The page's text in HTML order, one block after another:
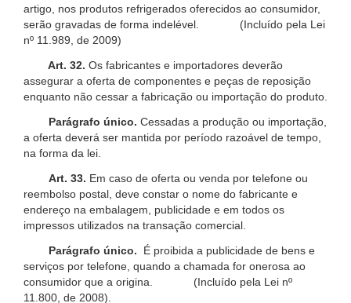
artigo, nos produtos refrigerados oferecidos ao consumidor,
serão gravadas de forma indelével. (Incluído pela Lei
nº 11.989, de 2009)
Art. 32. Os fabricantes e importadores deverão
assegurar a oferta de componentes e peças de reposição
enquanto não cessar a fabricação ou importação do produto.
Parágrafo único. Cessadas a produção ou importação,
a oferta deverá ser mantida por período razoável de tempo,
na forma da lei.
Art. 33. Em caso de oferta ou venda por telefone ou
reembolso postal, deve constar o nome do fabricante e
endereço na embalagem, publicidade e em todos os
impressos utilizados na transação comercial.
Parágrafo único.
É proibida a publicidade de bens e
serviços por telefone, quando a chamada for onerosa ao
consumidor que a origina. (Incluído pela Lei nº
11.800, de 2008).